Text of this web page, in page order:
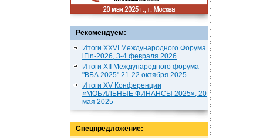
Рекомендуем:
Итоги XXVI Международного Форума
iFin-2026, 3-4 февраля 2026
Итоги XII Международного форума
"ВБА 2025" 21-22 октября 2025
Итоги XV Конференции
«МОБИЛЬНЫЕ ФИНАНСЫ 2025», 20
мая 2025
Спецпредложение: